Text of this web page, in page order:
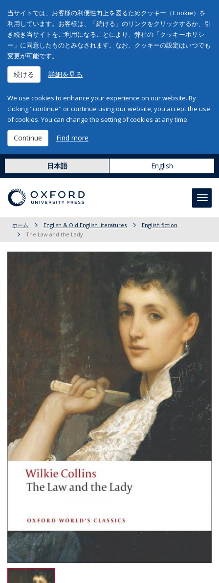
当サイトでは、お客様の利便性向上を図るためクッキー（Cookie）を
利用しています。お客様は、「続ける」のリンクをクリックするか、引
き続き当サイトをご利用になることにより、弊社の「クッキーポリシ
ー」に同意したものとみなされます。なお、クッキーの設定はいつでも
変更が可能です。
続ける 詳細を見る
We use cookies to enhance your experience on our website. By
clicking "continue" or continue using our website, you accept the use
of cookies. You can change the setting of cookies at any time.
Continue Find more
日本語 English
ホーム English & Old English literatures
English fiction
The Law and the Lady